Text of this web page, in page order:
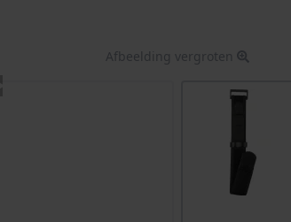
Afbeelding vergroten